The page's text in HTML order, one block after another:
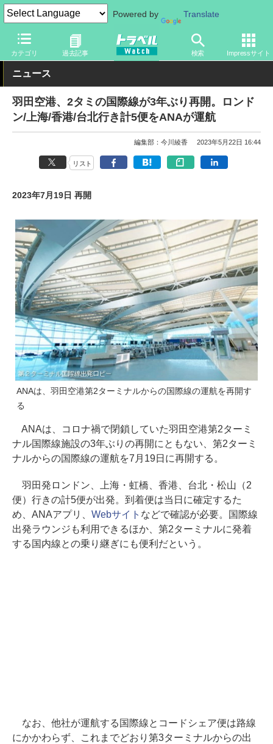
Powered by Translate
カテゴリ 過去記事 検索 Impressサイト
トラベル Watch 企業・政府・官庁 国内エアライン ANA
ニュース
羽田空港、2タミの国際線が3年ぶり再開。ロンド
ン/上海/香港/台北行き計5便をANAが運航
編集部：今川綾香 2023年5月22日 16:44
リスト
2023年7月19日 再開
ANAは、羽田空港第2ターミナルからの国際線の運航を再開す
る
ANAは、コロナ禍で閉鎖していた羽田空港第2ターミ
ナル国際線施設の3年ぶりの再開にともない、第2ターミ
ナルからの国際線の運航を7月19日に再開する。
羽田発ロンドン、上海・虹橋、香港、台北・松山（2
便）行きの計5便が出発。到着便は当日に確定するた
め、ANAアプリ、 Webサイト などで確認が必要。国際線
出発ラウンジも利用できるほか、第2ターミナルに発着
する国内線との乗り継ぎにも便利だという。
なお、他社が運航する国際線とコードシェア便は路線
にかかわらず、これまでどおり第3ターミナルからの出